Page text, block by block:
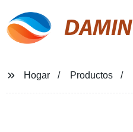
DAMIN
Hogar Productos